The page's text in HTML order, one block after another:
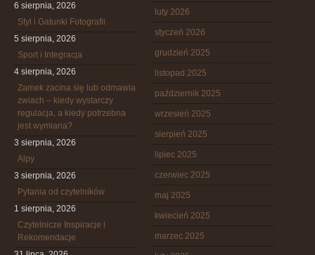
6 sierpnia, 2026
Styl i Gatunki Fotografii
5 sierpnia, 2026
Sport i Integracja
4 sierpnia, 2026
Zamek zacina się lub odmawia
zwiach – kiedy wystarczy
regulacja, a kiedy potrzebna
jest wymiana?
3 sierpnia, 2026
Alpy
3 sierpnia, 2026
Pytania od czytelników
1 sierpnia, 2026
Czytelnicze Inspiracje i
Rekomendacje
luty 2026
styczeń 2026
grudzień 2025
listopad 2025
październik 2025
wrzesień 2025
sierpień 2025
lipiec 2025
czerwiec 2025
maj 2025
kwiecień 2025
marzec 2025